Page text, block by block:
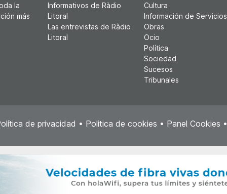
la
más
Informativos de Ràdio
Litoral
Las entrevistas de Ràdio
Litoral
Cultura
Información de Servicios
Obras
Ocio
Política
Sociedad
Sucesos
Tribunales
de privacidad • Politica de cookies • Panel Cookies •